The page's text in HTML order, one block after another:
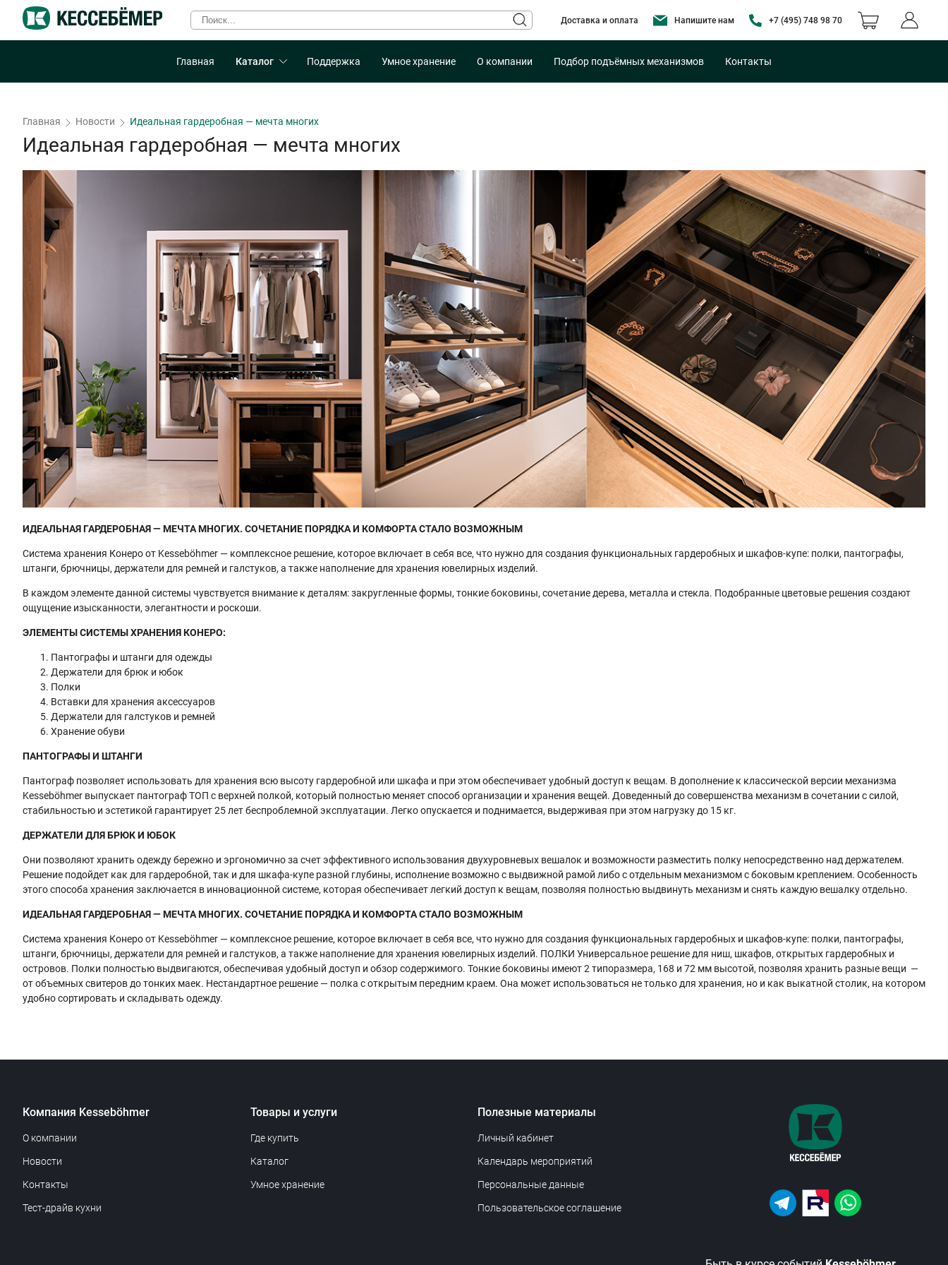
Доставка и оплата Напишите нам +7 (495) 748 98 70
Главная Каталог Поддержка Умное хранение О компании Подбор подъёмных механизмов Контакты
Главная Новости Идеальная гардеробная — мечта многих
Идеальная гардеробная — мечта многих
ИДЕАЛЬНАЯ ГАРДЕРОБНАЯ — МЕЧТА МНОГИХ. СОЧЕТАНИЕ ПОРЯДКА И КОМФОРТА СТАЛО ВОЗМОЖНЫМ
Система хранения Конеро от Kesseböhmer — комплексное решение, которое включает в себя все, что нужно для создания функциональных гардеробных и шкафов-купе: полки, пантографы,
штанги, брючницы, держатели для ремней и галстуков, а также наполнение для хранения ювелирных изделий.
В каждом элементе данной системы чувствуется внимание к деталям: закругленные формы, тонкие боковины, сочетание дерева, металла и стекла. Подобранные цветовые решения создают
ощущение изысканности, элегантности и роскоши.
ЭЛЕМЕНТЫ СИСТЕМЫ ХРАНЕНИЯ КОНЕРО:
Пантографы и штанги для одежды
Держатели для брюк и юбок
Полки
Вставки для хранения аксессуаров
Держатели для галстуков и ремней
Хранение обуви
ПАНТОГРАФЫ И ШТАНГИ
Пантограф позволяет использовать для хранения всю высоту гардеробной или шкафа и при этом обеспечивает удобный доступ к вещам. В дополнение к классической версии механизма
Kesseböhmer выпускает пантограф ТОП с верхней полкой, который полностью меняет способ организации и хранения вещей. Доведенный до совершенства механизм в сочетании с силой,
стабильностью и эстетикой гарантирует 25 лет беспроблемной эксплуатации. Легко опускается и поднимается, выдерживая при этом нагрузку до 15 кг.
ДЕРЖАТЕЛИ ДЛЯ БРЮК И ЮБОК
Они позволяют хранить одежду бережно и эргономично за счет эффективного использования двухуровневых вешалок и возможности разместить полку непосредственно над держателем.
Решение подойдет как для гардеробной, так и для шкафа-купе разной глубины, исполнение возможно с выдвижной рамой либо с отдельным механизмом с боковым креплением. Особенность
этого способа хранения заключается в инновационной системе, которая обеспечивает легкий доступ к вещам, позволяя полностью выдвинуть механизм и снять каждую вешалку отдельно.
ИДЕАЛЬНАЯ ГАРДЕРОБНАЯ — МЕЧТА МНОГИХ. СОЧЕТАНИЕ ПОРЯДКА И КОМФОРТА СТАЛО ВОЗМОЖНЫМ
Система хранения Конеро от Kesseböhmer — комплексное решение, которое включает в себя все, что нужно для создания функциональных гардеробных и шкафов-купе: полки, пантографы,
штанги, брючницы, держатели для ремней и галстуков, а также наполнение для хранения ювелирных изделий. ПОЛКИ Универсальное решение для ниш, шкафов, открытых гардеробных и
островов. Полки полностью выдвигаются, обеспечивая удобный доступ и обзор содержимого. Тонкие боковины имеют 2 типоразмера, 168 и 72 мм высотой, позволяя хранить разные вещи —
от объемных свитеров до тонких маек. Нестандартное решение — полка с открытым передним краем. Она может использоваться не только для хранения, но и как выкатной столик, на котором
удобно сортировать и складывать одежду.
Компания Kesseböhmer
О компании
Новости
Контакты
Тест-драйв кухни
Товары и услуги
Где купить
Каталог
Умное хранение
Полезные материалы
Личный кабинет
Календарь мероприятий
Персональные данные
Пользовательское соглашение